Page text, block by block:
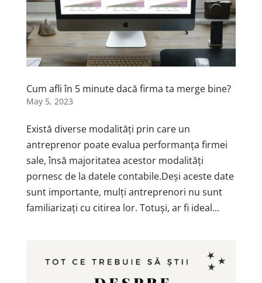
Cum afli în 5 minute dacă firma ta merge bine?
May 5, 2023
Există diverse modalități prin care un
antreprenor poate evalua performanța firmei
sale, însă majoritatea acestor modalități
pornesc de la datele contabile.Deși aceste date
sunt importante, mulți antreprenori nu sunt
familiarizați cu citirea lor. Totuși, ar fi ideal...